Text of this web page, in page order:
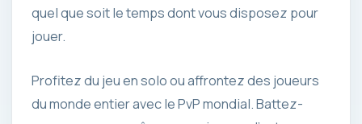
quel que soit le temps dont vous disposez pour
jouer.
Profitez du jeu en solo ou affrontez des joueurs
du monde entier avec le PvP mondial. Battez-